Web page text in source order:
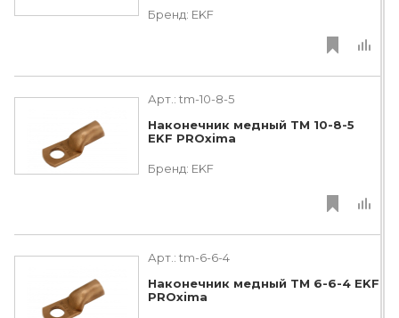
Бренд: EKF
Арт.: tm-10-8-5
Наконечник медный ТМ 10-8-5
EKF PROxima
Бренд: EKF
Арт.: tm-6-6-4
Наконечник медный ТМ 6-6-4 EKF
PROxima